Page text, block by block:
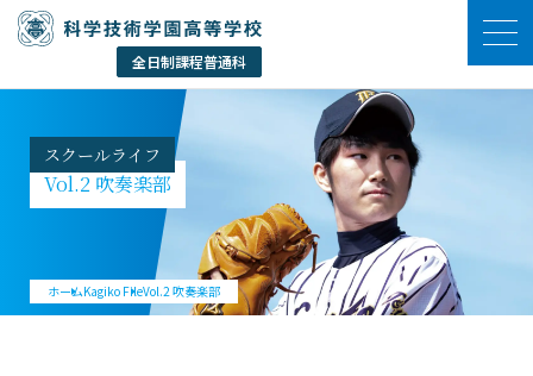
スクールライフ
Vol.2 吹奏楽部
ホームKagiko FileVol.2 吹奏楽部